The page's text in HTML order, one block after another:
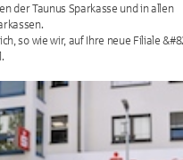
der Taunus Sparkasse und in allen
so wie wir, auf Ihre neue Filiale